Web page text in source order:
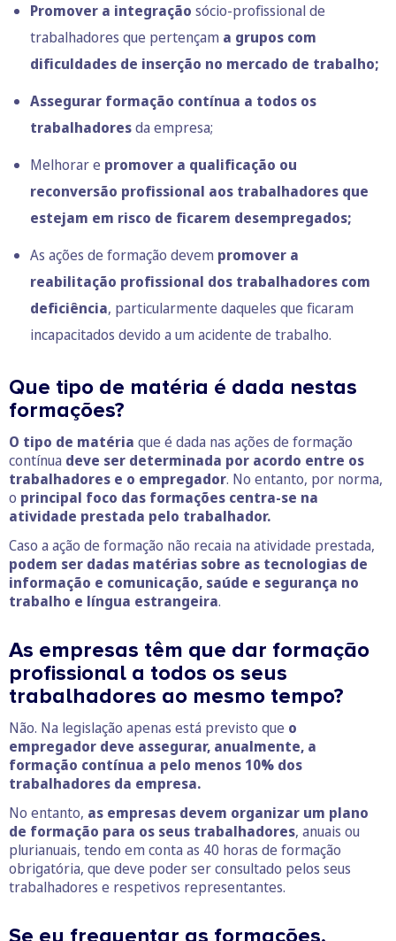
Promover a integração sócio-profissional de
trabalhadores que pertençam a grupos com
dificuldades de inserção no mercado de trabalho;
Assegurar formação contínua a todos os
trabalhadoresda empresa;
Melhorar e promover a qualificação ou
reconversão profissional aos trabalhadores que
estejam em risco de ficarem desempregados;
As ações de formação devem promover a
reabilitação profissional dos trabalhadores com
deficiência, particularmente daqueles que ficaram
incapacitados devido a um acidente de trabalho.
Que tipo de matéria é dada nestas
formações?
O tipo de matéria que é dada nas ações de formação
contínua deve ser determinada por acordo entre os
trabalhadores e o empregador. No entanto, por norma,
o principal foco das formações centra-se na
atividade prestada pelo trabalhador.
Caso a ação de formação não recaia na atividade prestada,
podem ser dadas matérias sobre as tecnologias de
informação e comunicação, saúde e segurança no
trabalho e língua estrangeira.
As empresas têm que dar formação
profissional a todos os seus
trabalhadores ao mesmo tempo?
Não. Na legislação apenas está previsto que o
empregador deve assegurar, anualmente, a
formação contínua a pelo menos 10% dos
trabalhadores da empresa.
No entanto, as empresas devem organizar um plano
de formação para os seus trabalhadores, anuais ou
plurianuais, tendo em conta as 40 horas de formação
obrigatória, que deve poder ser consultado pelos seus
trabalhadores e respetivos representantes.